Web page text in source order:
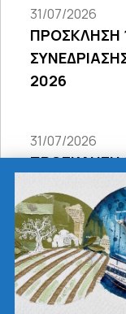
31/07/2026
ΠΡΟΣΚΛΗΣΗ
2026
31/07/2026
ΠΡΟΣΚΛΗΣΗ